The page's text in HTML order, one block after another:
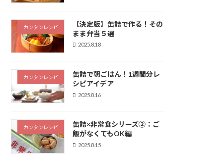
カンタンレシピ
【決定版】缶詰で作る！その
まま弁当５選
2025.8.18
カンタンレシピ
缶詰で朝ごはん！1週間分レ
シピアイデア
2025.8.16
カンタンレシピ
缶詰×非常食シリーズ②：ご
飯がなくてもOK編
2025.8.15